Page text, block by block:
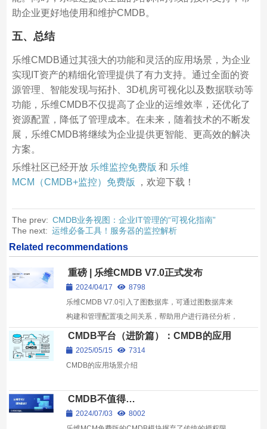
助企业更好地使用和维护CMDB。
五、总结
乐维CMDB通过其强大的功能和灵活的应用场景，为企业
实现IT资产的精细化管理提供了有力支持。通过全面的资
源管理、智能发现与拓扑、3D机房可视化以及数据联动等
功能，乐维CMDB不仅提高了企业的运维效率，还优化了
资源配置，降低了管理成本。在未来，随着技术的不断发
展，乐维CMDB将继续为企业提供更智能、更高效的解决
方案。
乐维社区已经开放 乐维监控免费版 和 乐维
MCM（CMDB+监控）免费版
，欢迎下载！
The prev: CMDB业务视图：企业IT管理的“可视化指南”
The next: 运维必备工具！服务器的监控解析
Related recommendations
重磅 | 乐维CMDB V7.0正式发布
2024/04/17
8798
乐维CMDB V7.0引入了图数据库，可通过图数据库来
构建和管理配置项之间关系，帮助用户进行路径分析，
即查找连接两个配置项之间的路径。
CMDB平台（进阶篇）：CMDB的应用
场景剖析
2025/05/15
7314
CMDB的应用场景介绍
CMDB不值得…
2024/07/03
8002